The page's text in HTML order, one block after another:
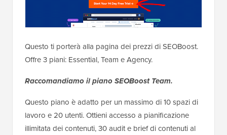
Questo ti porterà alla pagina dei prezzi di SEOBoost.
Offre 3 piani: Essential, Team e Agency.
Raccomandiamo il piano SEOBoost Team.
Questo piano è adatto per un massimo di 10 spazi di
lavoro e 20 utenti. Ottieni accesso a pianificazione
illimitata dei contenuti, 30 audit e brief di contenuti al